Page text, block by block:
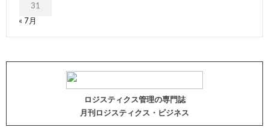
31
« 7月
ロジスティクス管理の専門誌
月刊ロジスティクス・ビジネス